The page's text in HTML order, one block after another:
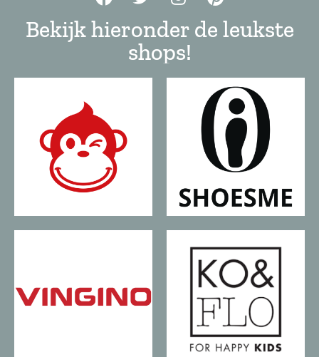
Bekijk hieronder de leukste
shops!